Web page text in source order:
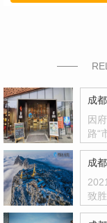
成
因
路“
成
致